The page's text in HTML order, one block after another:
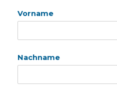
Vorname
Nachname